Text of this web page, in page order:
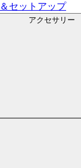
セットアップ
アクセサリー